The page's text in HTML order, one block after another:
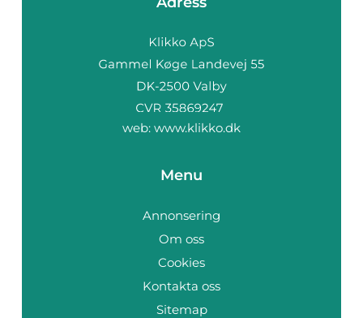
web: www.klikko.dk
Menu
Annonsering
Om oss
Cookies
Kontakta oss
Sitemap